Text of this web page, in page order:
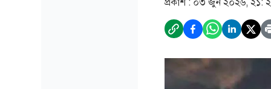
প্রকাশ : ০৩ জুন ২০২৬, ২১: